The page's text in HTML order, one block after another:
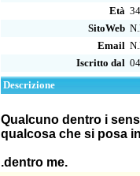
Età 34
SitoWeb
Email
Iscritto dal
Descrizione
Qualcuno dentro i
qualcosa che si posa
.dentro me.